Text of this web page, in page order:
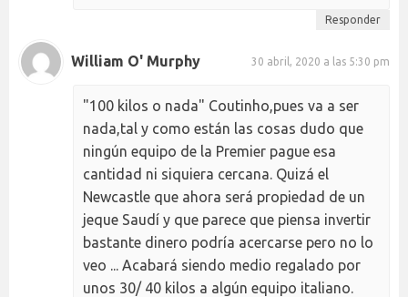
Responder
William O' Murphy 30 abril, 2020 a las 5:30 pm
"100 kilos o nada" Coutinho,pues va a ser
nada,tal y como están las cosas dudo que
ningún equipo de la Premier pague esa
cantidad ni siquiera cercana. Quizá el
Newcastle que ahora será propiedad de un
jeque Saudí y que parece que piensa invertir
bastante dinero podría acercarse pero no lo
veo ... Acabará siendo medio regalado por
unos 30/ 40 kilos a algún equipo italiano.